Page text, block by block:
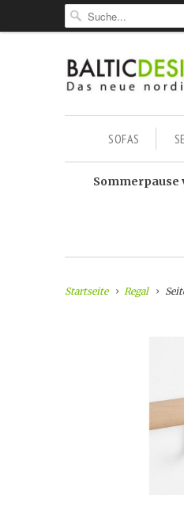
SOFAS
Sommerpause
Startseite Regal